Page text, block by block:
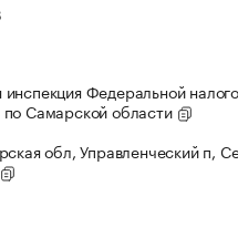
Федеральной
Самарской области
обл, Управленческий п,